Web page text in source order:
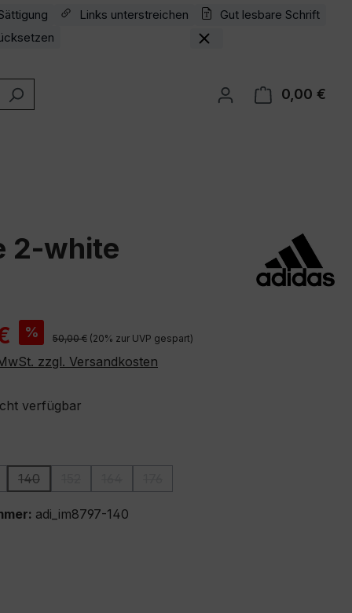
Links unterstreichen
Gut lesbare Schrift
0,00 €
2-white
% Regulärer Preis:
50,00 € (20% zur UVP gespart)
zzgl. Versandkosten
verfügbar
ist zurzeit nicht verfügbar.)
Option ist zurzeit nicht verfügbar.)
140
(Diese Option ist zurzeit nicht verfügbar.)
adi_im8797-140